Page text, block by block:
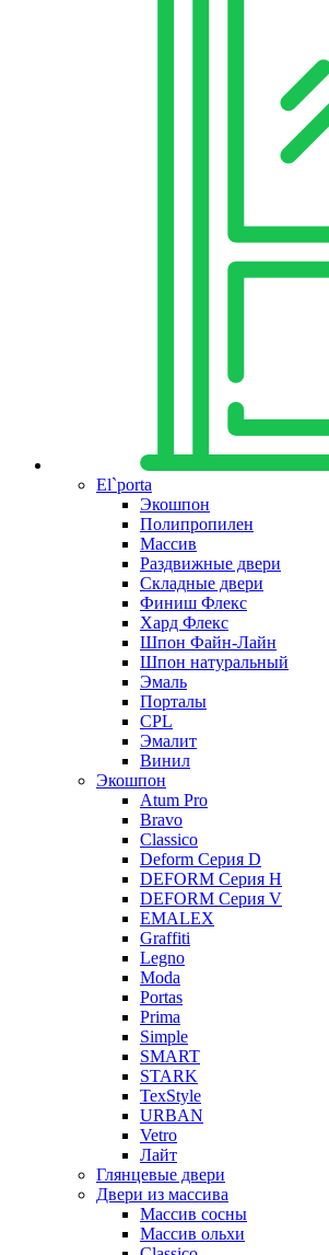
El`porta
Экошпон
Полипропилен
Массив
Раздвижные двери
Складные двери
Финиш Флекс
Хард Флекс
Шпон Файн-Лайн
Шпон натуральный
Эмаль
Порталы
CPL
Эмалит
Винил
Экошпон
Atum Pro
Bravo
Classico
Deform Серия D
DEFORM Серия H
DEFORM Серия V
EMALEX
Graffiti
Legno
Moda
Portas
Prima
Simple
SMART
STARK
TexStyle
URBAN
Vetro
Лайт
Глянцевые двери
Двери из массива
Массив сосны
Массив ольхи